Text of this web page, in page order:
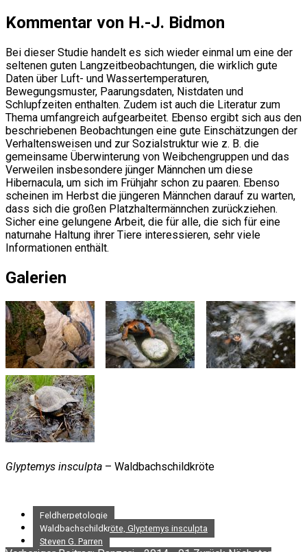
Kommentar von H.-J. Bidmon
Bei dieser Studie handelt es sich wieder einmal um eine der
seltenen guten Langzeitbeobachtungen, die wirklich gute
Daten über Luft- und Wassertemperaturen,
Bewegungsmuster, Paarungsdaten, Nistdaten und
Schlupfzeiten enthalten. Zudem ist auch die Literatur zum
Thema umfangreich aufgearbeitet. Ebenso ergibt sich aus den
beschriebenen Beobachtungen eine gute Einschätzungen der
Verhaltensweisen und zur Sozialstruktur wie z. B. die
gemeinsame Überwinterung von Weibchengruppen und das
Verweilen insbesondere jünger Männchen um diese
Hibernacula, um sich im Frühjahr schon zu paaren. Ebenso
scheinen im Herbst die jüngeren Männchen darauf zu warten,
dass sich die großen Platzhaltermännchen zurückziehen.
Sicher eine gelungene Arbeit, die für alle, die sich für eine
naturnahe Haltung ihrer Tiere interessieren, sehr viele
Informationen enthält.
Galerien
Glyptemys insculpta – Waldbachschildkröte
Feldherpetologie
Waldbachschildkröte, Glyptemys insculpta
Steven G. Parren